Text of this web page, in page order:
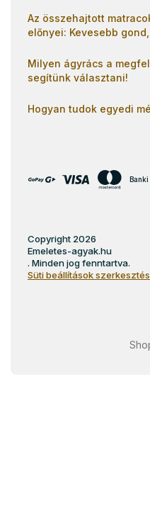
Az összehajtott
előnyei: Kevesebb
Milyen ágyrács a
segítünk választani!
Hogyan tudok egyedi
Banki
Copyright 2026
Emeletes-agyak.hu
. Minden jog fenntartva.
Süti beállítások